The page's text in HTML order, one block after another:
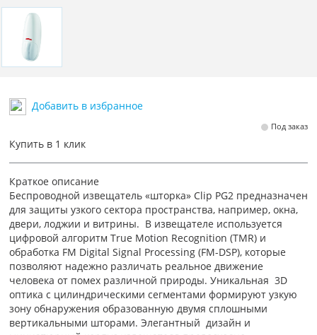
Добавить в избранное
Под заказ
Купить в 1 клик
Краткое описание
Беспроводной извещатель «шторка» Clip PG2 предназначен
для защиты узкого сектора пространства, например, окна,
двери, лоджии и витрины. В извещателе используется
цифровой алгоритм True Motion Recognition (TMR) и
обработка FM Digital Signal Processing (FM-DSP), которые
позволяют надежно различать реальное движение
человека от помех различной природы. Уникальная 3D
оптика с цилиндрическими сегментами формируют узкую
зону обнаружения образованную двумя сплошными
вертикальными шторами. Элегантный дизайн и